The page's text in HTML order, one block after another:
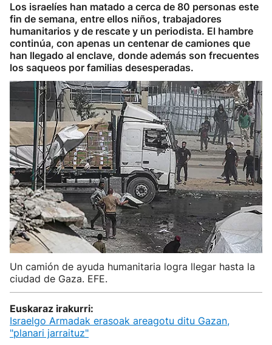
Los israelíes han matado a cerca de 80 personas este
fin de semana, entre ellos niños, trabajadores
humanitarios y de rescate y un periodista. El hambre
continúa, con apenas un centenar de camiones que
han llegado al enclave, donde además son frecuentes
los saqueos por familias desesperadas.
Un camión de ayuda humanitaria logra llegar hasta la
ciudad de Gaza. EFE.
Euskaraz irakurri:
Israelgo Armadak erasoak areagotu ditu Gazan,
"planari jarraituz"